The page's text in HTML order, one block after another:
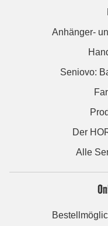
Anhänger-
Seniovo:
Der
Alle